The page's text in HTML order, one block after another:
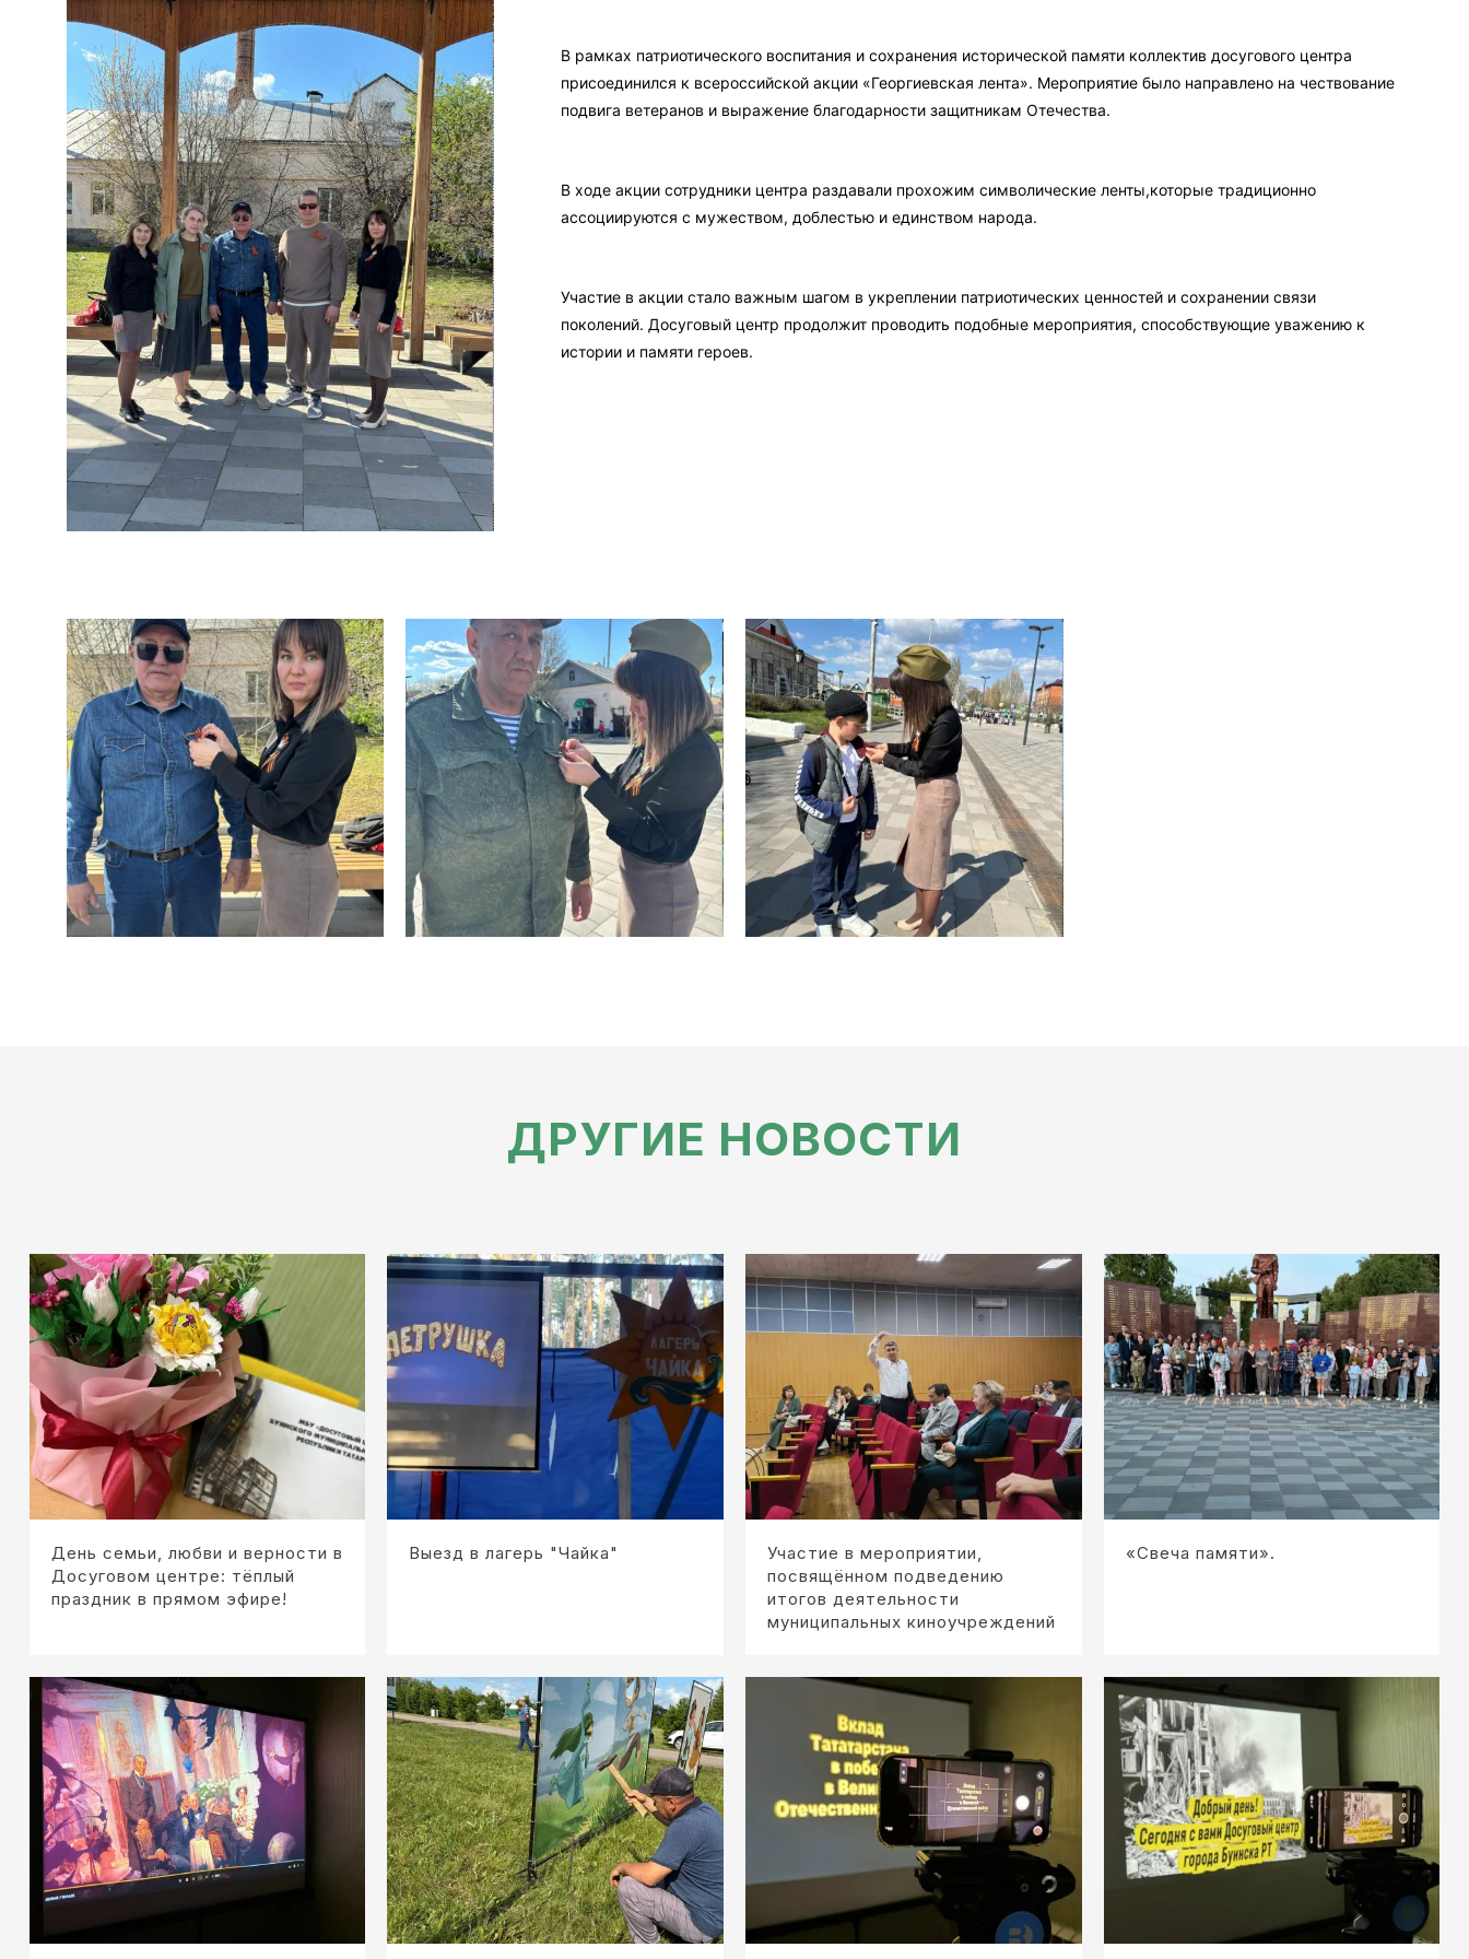
В рамках патриотического воспитания и сохранения исторической памяти коллектив досугового центра
присоединился к всероссийской акции «Георгиевская лента». Мероприятие было направлено на чествование
подвига ветеранов и выражение благодарности защитникам Отечества.
В ходе акции сотрудники центра раздавали прохожим символические ленты,которые традиционно
ассоциируются с мужеством, доблестью и единством народа.
Участие в акции стало важным шагом в укреплении патриотических ценностей и сохранении связи
поколений. Досуговый центр продолжит проводить подобные мероприятия, способствующие уважению к
истории и памяти героев.
ДРУГИЕ НОВОСТИ
День семьи, любви и верности в
Досуговом центре: тёплый
праздник в прямом эфире!
Выезд в лагерь "Чайка"
Участие в мероприятии,
посвящённом подведению
итогов деятельности
муниципальных киноучреждений
«Свеча памяти».